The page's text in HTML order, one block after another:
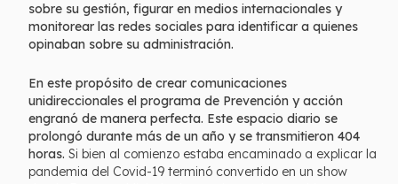
sobre su gestión, figurar en medios internacionales y
monitorear las redes sociales para identificar a quienes
opinaban sobre su administración.
En este propósito de crear comunicaciones
unidireccionales el programa de Prevención y acción
engranó de manera perfecta. Este espacio diario se
prolongó durante más de un año y se transmitieron 404
horas. Si bien al comienzo estaba encaminado a explicar la
pandemia del Covid-19 terminó convertido en un show